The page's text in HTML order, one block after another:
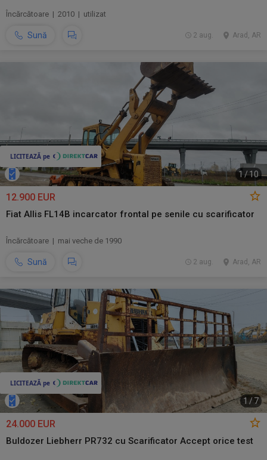
Încărcătoare | 2010 | utilizat
Sună Arad, AR
2 aug.
1/10
12.900 EUR
Fiat Allis FL14B incarcator frontal pe senile cu scarificator
Încărcătoare | mai veche de 1990
Sună Arad, AR
2 aug.
1 /7
24.000 EUR
Buldozer Liebherr PR732 cu Scarificator Accept orice test